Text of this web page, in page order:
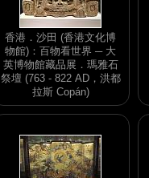
香港．沙田 (香港文化博
物館)：百物看世界 ─ 大
英博物館藏品展．瑪雅石
祭壇 (763 - 822 AD，洪都
拉斯 Copán)